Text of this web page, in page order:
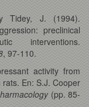
Tidey, J. (1994).
preclinical
interventions.
, 97-110.
activity from
En: S.J. Cooper
(pp. 85-